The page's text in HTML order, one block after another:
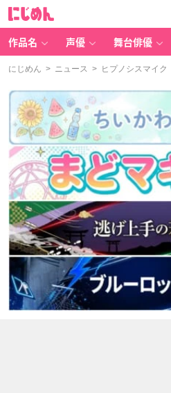
作品名 声優 舞台俳優
にじめん > ニュース > ヒプノシスマイク